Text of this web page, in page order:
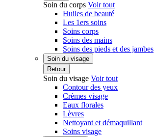
Soin du corps Voir tout
Huiles de beauté
Les 1ers soins
Soins corps
Soins des mains
Soins des pieds et des jambes
Soin du visage
Retour
Soin du visage Voir tout
Contour des yeux
Crèmes visage
Eaux florales
Lèvres
Nettoyant et démaquillant
Soins visage